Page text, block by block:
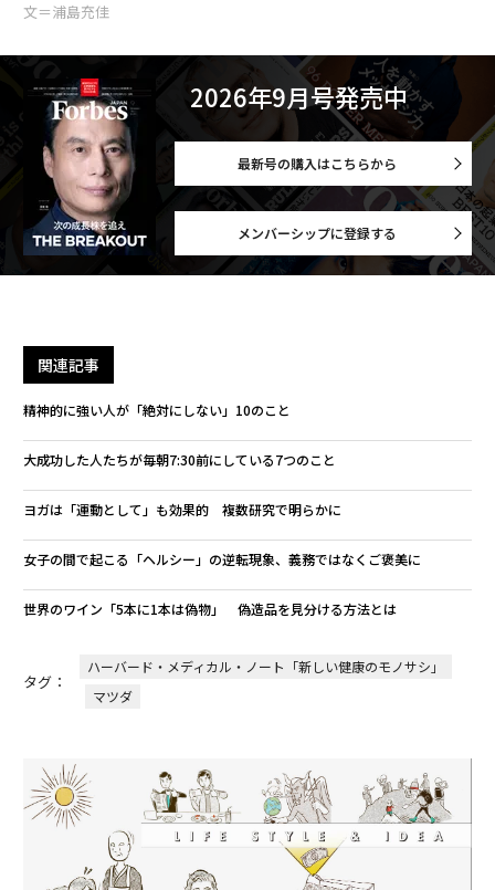
文＝浦島充佳
2026年9月号発売中
最新号の購入はこちらから
メンバーシップに登録する
関連記事
精神的に強い人が「絶対にしない」10のこと
大成功した人たちが毎朝7:30前にしている7つのこと
ヨガは「運動として」も効果的 複数研究で明らかに
女子の間で起こる「ヘルシー」の逆転現象、義務ではなくご褒美に
世界のワイン「5本に1本は偽物」 偽造品を見分ける方法とは
タグ：
ハーバード・メディカル・ノート「新しい健康のモノサシ」
マツダ